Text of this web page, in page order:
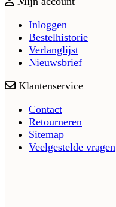
Inloggen
Bestelhistorie
Verlanglijst
Nieuwsbrief
Klantenservice
Contact
Retourneren
Sitemap
Veelgestelde vragen